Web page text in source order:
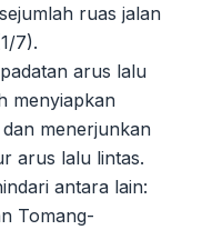
ruas jalan
7).
arus lalu
menyiapkan
menerjunkan
arus lalu lintas.
antara lain:
Tomang-